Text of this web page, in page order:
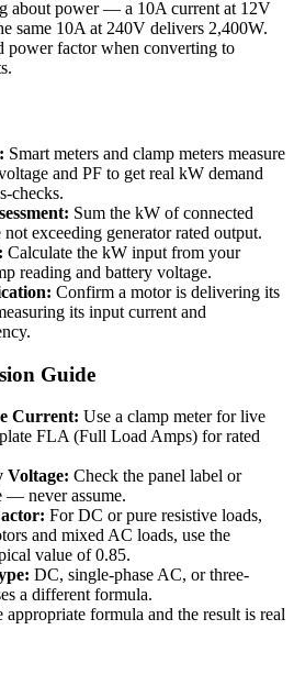
about power — a 10A current at 12V
same 10A at 240V delivers 2,400W.
power factor when converting to
Smart meters and clamp meters measure
and PF to get real kW demand
checks.
Sum the kW of connected
exceeding generator rated output.
Calculate the kW input from your
reading and battery voltage.
Confirm a motor is delivering its
its input current and
Guide
Current: Use a clamp meter for live
FLA (Full Load Amps) for rated
Voltage: Check the panel label or
— never assume.
For DC or pure resistive loads,
and mixed AC loads, use the
value of 0.85.
DC, single-phase AC, or three-
a different formula.
appropriate formula and the result is real